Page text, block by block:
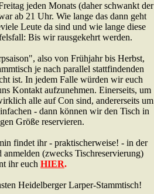
jeden Monats (daher schwankt der
ab 21 Uhr. Wie lange das dann geht
Leute da sind und wie lange diese
Bis wir rausgekehrt werden.
also von Frühjahr bis Herbst,
je nach parallel stattfindenden
ist. In jedem Falle würden wir euch
Kontakt aufzunehmen. Einerseits, um
alle auf Con sind, andererseits um
- dann können wir den Tisch in
Größe reservieren.
findet ihr - praktischerweise! - in der
anmelden (zwecks Tischreservierung)
ihr euch HIER.
Heidelberger Larper-Stammtisch!